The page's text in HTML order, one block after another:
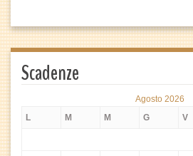
Scadenze
Agosto 2026
L
M M G V